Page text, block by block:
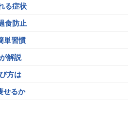
る症状
食防止
単習慣
解説
方は
せるか